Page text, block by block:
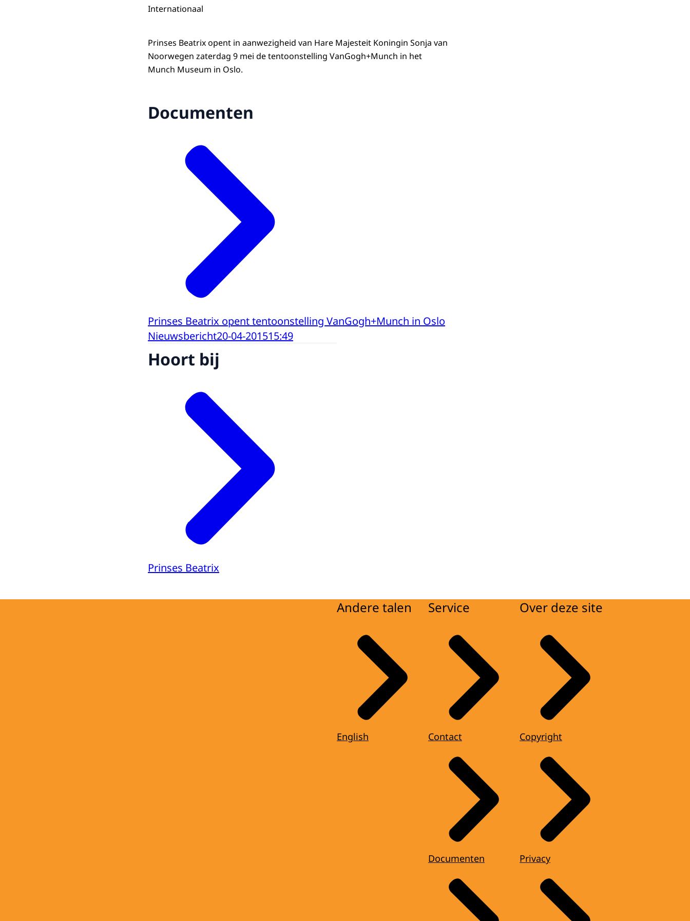
Internationaal
Prinses Beatrix opent in aanwezigheid van Hare Majesteit Koningin Sonja van
Noorwegen zaterdag 9 mei de tentoonstelling VanGogh+Munch in het
Munch Museum in Oslo.
Documenten
Prinses Beatrix opent tentoonstelling VanGogh+Munch in Oslo
Nieuwsbericht20-04-201515:49
Hoort bij
Prinses Beatrix
Andere talen
English
Service
Contact
Documenten
Over deze site
Copyright
Privacy